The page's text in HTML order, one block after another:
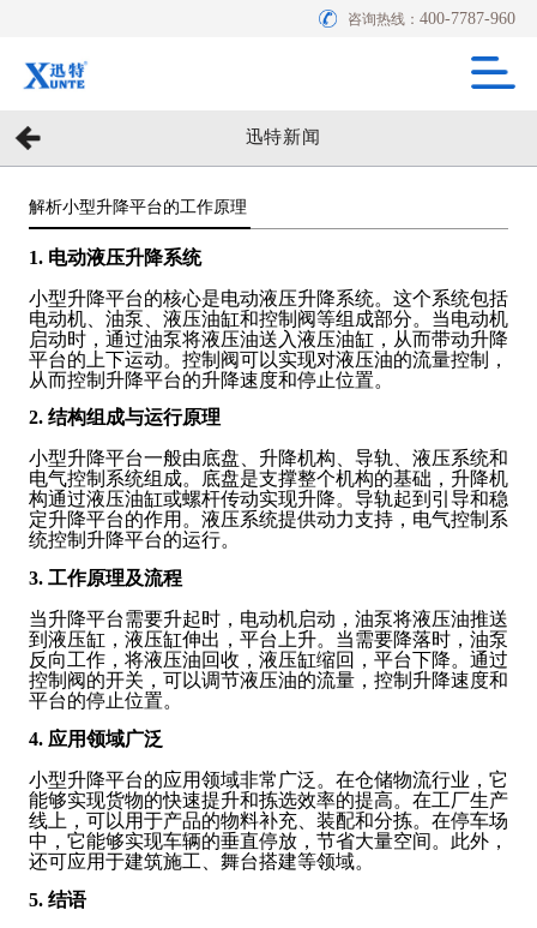
咨询热线：400-7787-960
迅特新闻
解析小型升降平台的工作原理
1. 电动液压升降系统
小型升降平台的核心是电动液压升降系统。这个系统包括
电动机、油泵、液压油缸和控制阀等组成部分。当电动机
启动时，通过油泵将液压油送入液压油缸，从而带动升降
平台的上下运动。控制阀可以实现对液压油的流量控制，
从而控制升降平台的升降速度和停止位置。
2. 结构组成与运行原理
小型升降平台一般由底盘、升降机构、导轨、液压系统和
电气控制系统组成。底盘是支撑整个机构的基础，升降机
构通过液压油缸或螺杆传动实现升降。导轨起到引导和稳
定升降平台的作用。液压系统提供动力支持，电气控制系
统控制升降平台的运行。
3. 工作原理及流程
当升降平台需要升起时，电动机启动，油泵将液压油推送
到液压缸，液压缸伸出，平台上升。当需要降落时，油泵
反向工作，将液压油回收，液压缸缩回，平台下降。通过
控制阀的开关，可以调节液压油的流量，控制升降速度和
平台的停止位置。
4. 应用领域广泛
小型升降平台的应用领域非常广泛。在仓储物流行业，它
能够实现货物的快速提升和拣选效率的提高。在工厂生产
线上，可以用于产品的物料补充、装配和分拣。在停车场
中，它能够实现车辆的垂直停放，节省大量空间。此外，
还可应用于建筑施工、舞台搭建等领域。
5. 结语